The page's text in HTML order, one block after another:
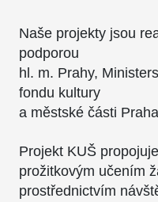
Naše projekty jsou
podporou
hl. m. Prahy,
fondu kultury
a městské části
Projekt KUŠ
prožitkovým učením
prostřednictvím